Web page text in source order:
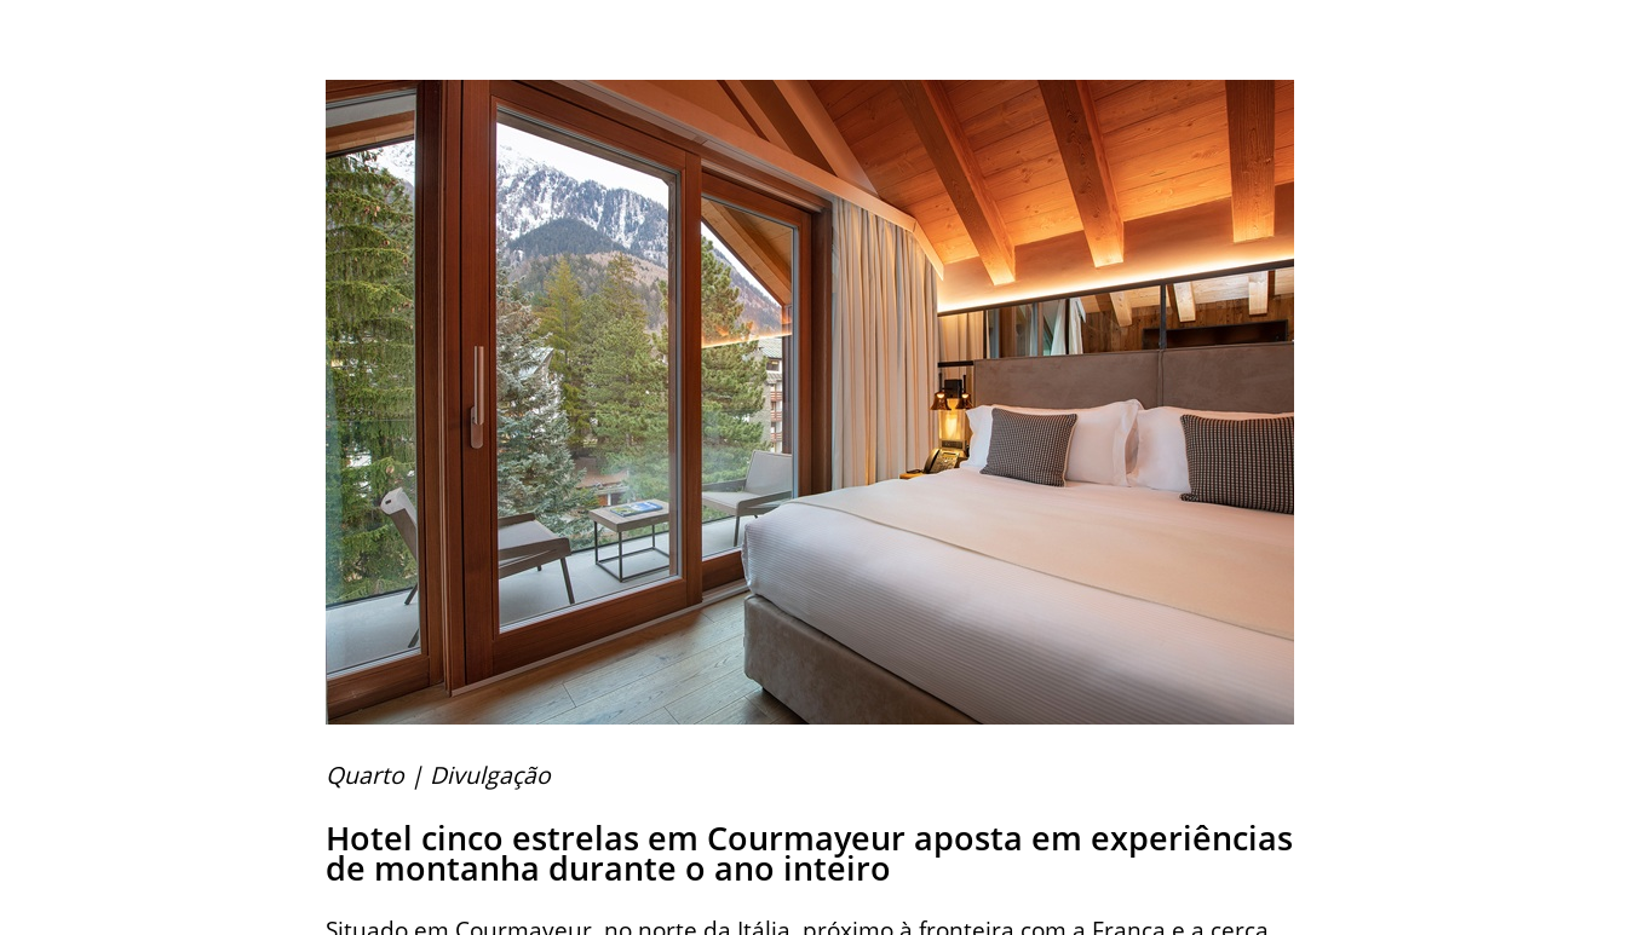
Quarto | Divulgação
Hotel cinco estrelas em Courmayeur aposta em experiências
de montanha durante o ano inteiro